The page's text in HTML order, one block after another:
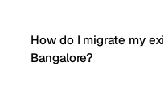
How do I migrate my
Bangalore?